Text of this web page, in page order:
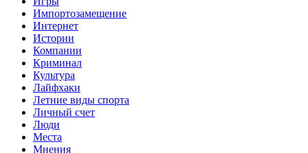
Импортозамещение
Интернет
Истории
Компании
Криминал
Культура
Лайфхаки
Летние виды спорта
Личный счет
Люди
Места
Мнения